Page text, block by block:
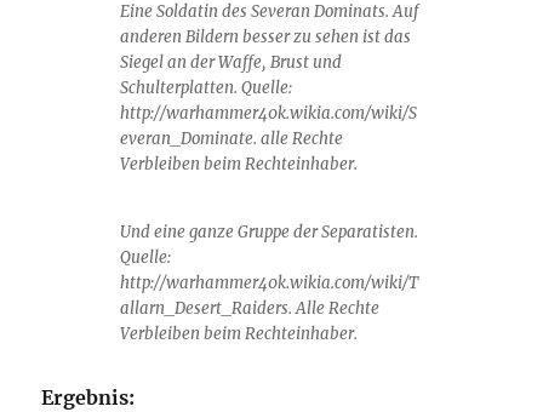
Eine Soldatin des Severan Dominats. Auf
anderen Bildern besser zu sehen ist das
Siegel an der Waffe, Brust und
Schulterplatten. Quelle:
http://warhammer40k.wikia.com/wiki/S
everan_Dominate. alle Rechte
Verbleiben beim Rechteinhaber.
Und eine ganze Gruppe der Separatisten.
Quelle:
http://warhammer40k.wikia.com/wiki/T
allarn_Desert_Raiders. Alle Rechte
Verbleiben beim Rechteinhaber.
Ergebnis: